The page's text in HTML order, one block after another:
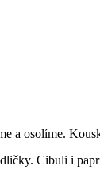
a osolíme.
Cibuli i